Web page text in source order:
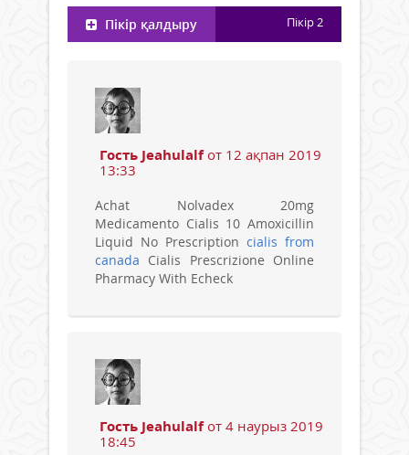
Пікір қалдыру Пікір2
Гость Jeahulalfот 12 ақпан 2019
13:33
Achat Nolvadex 20mg
Medicamento Cialis 10 Amoxicillin
Liquid No Prescription cialis from
canada Cialis Prescrizione Online
Pharmacy With Echeck
Гость Jeahulalfот 4 наурыз 2019
18:45